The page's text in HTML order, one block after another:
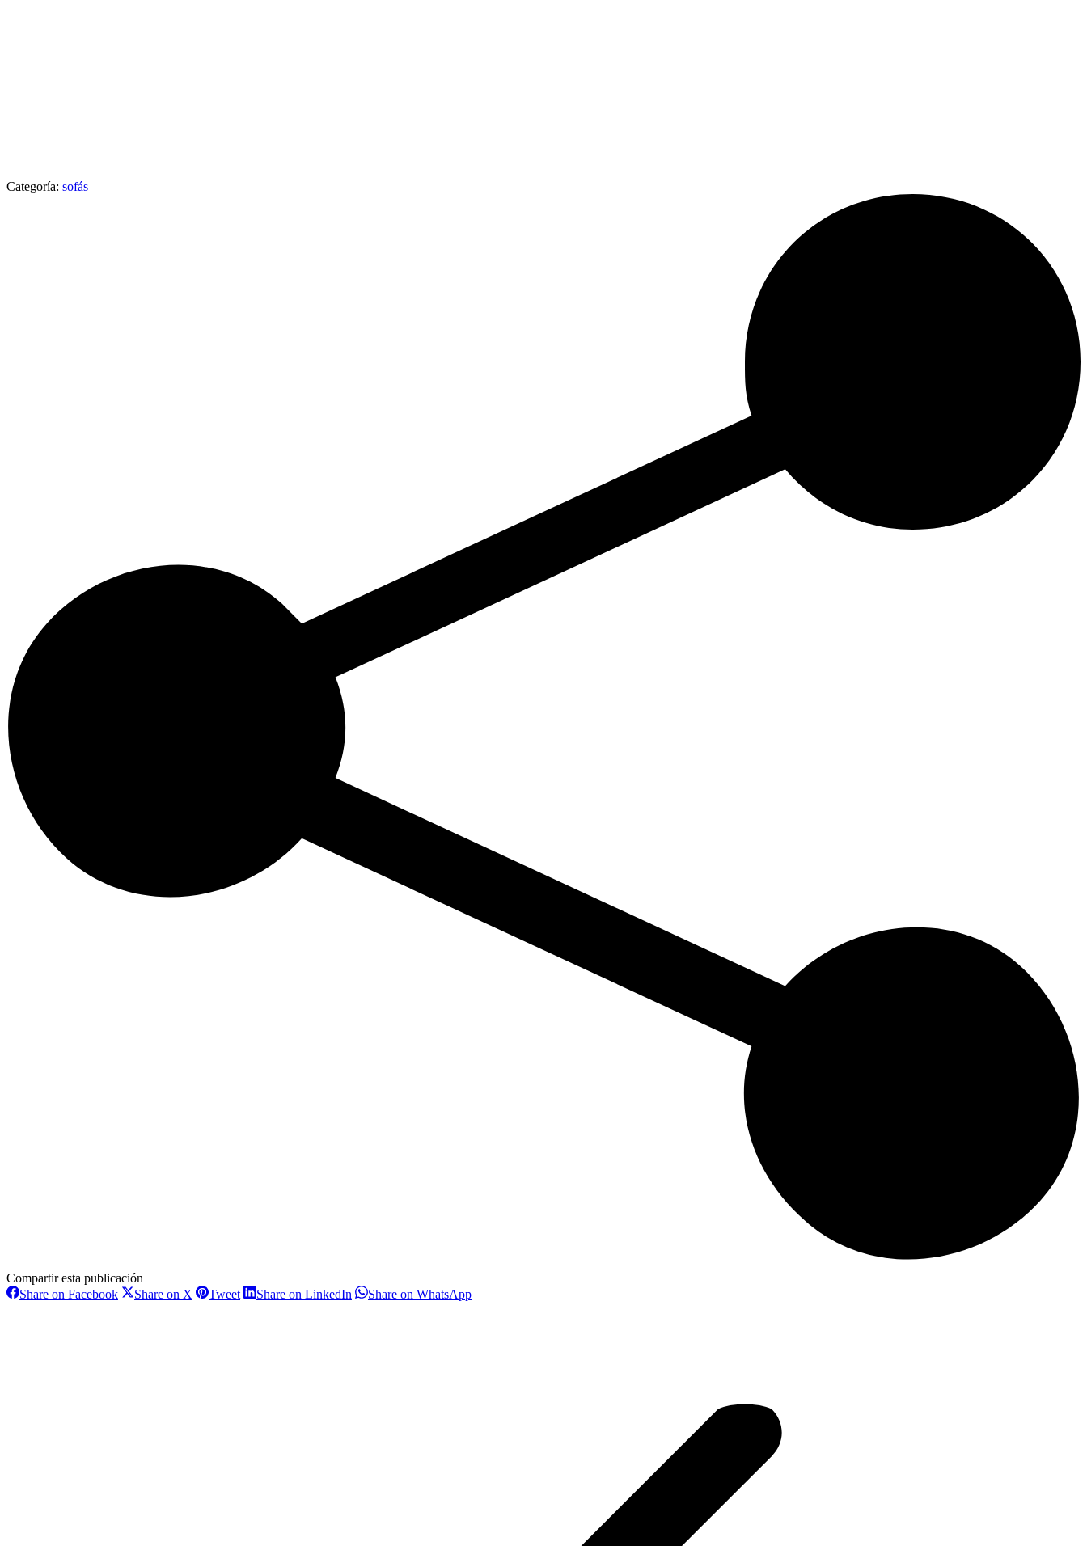
Categoría: sofás
Compartir esta publicación
Share on FacebookShareShare on X ShareTweetShareShare on LinkedIn ShareShare on WhatsAppShare